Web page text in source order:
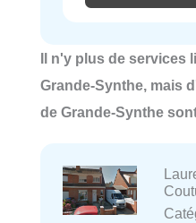
Il n'y plus de services
Grande-Synthe, mais
de Grande-Synthe